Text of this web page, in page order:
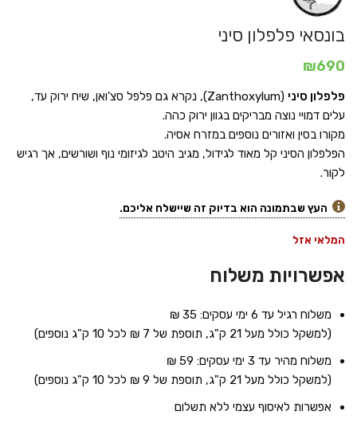
בונסאי פלפלון סיני
₪690
פלפלון סיני
(Zanthoxylum), נקרא גם פלפל סצ'ואן, שיח ירוק עד,
עלים דמויי נוצה מבריקים בגוון ירוק כהה.
מקורו בסין ואזורים נוספים במזרח אסיה.
הפלפלון הסיני קל מאוד לגידול, מגיב היטב לגיזומי נוף ושורשים, אך רגיש
לקור.
העץ שבתמונה הוא בדיוק זה שיישלח אליכם.
המלאי אזל
אפשרויות משלוח
משלוח רגיל עד 6 ימי עסקים: 35 ₪
(למשקל כולל מעל 21 ק"ג, תוספת של 7 ₪ לכל 10 ק"ג נוספים)
משלוח מהיר עד 3 ימי עסקים: 59 ₪
(למשקל כולל מעל 21 ק"ג, תוספת של 9 ₪ לכל 10 ק"ג נוספים)
אפשרות לאיסוף עצמי ללא תשלום